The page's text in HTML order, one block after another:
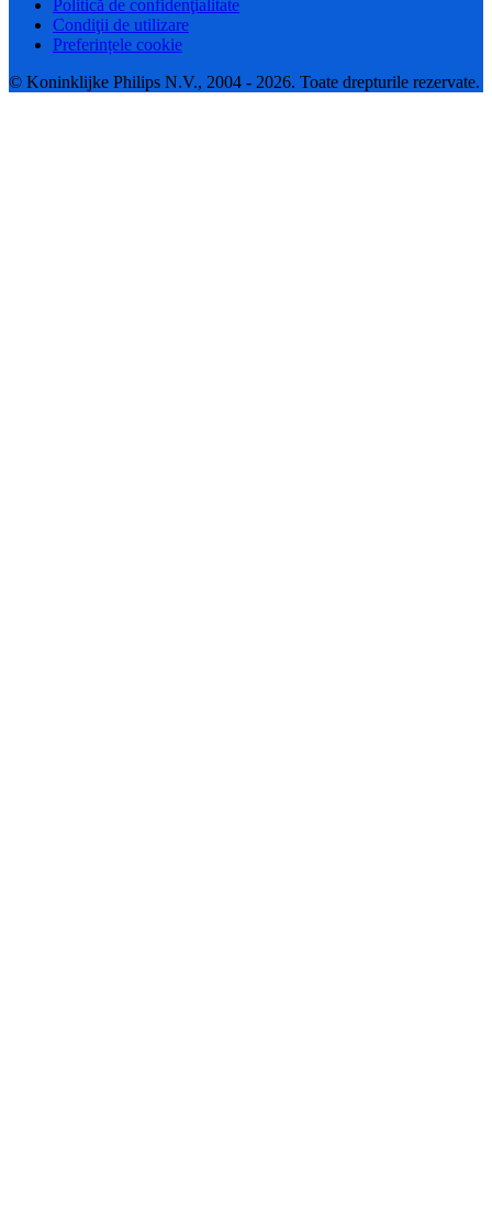
Politică de confidenţialitate
Condiţii de utilizare
Preferințele cookie
© Koninklijke Philips N.V., 2004 - 2026. Toate drepturile rezervate.